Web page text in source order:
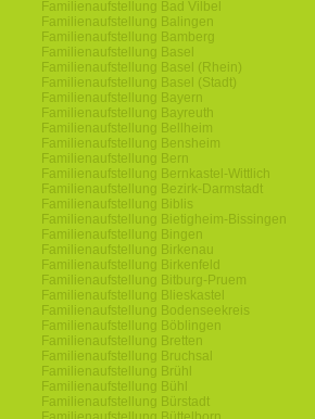
Familienaufstellung Bad Vilbel
Familienaufstellung Balingen
Familienaufstellung Bamberg
Familienaufstellung Basel
Familienaufstellung Basel (Rhein)
Familienaufstellung Basel (Stadt)
Familienaufstellung Bayern
Familienaufstellung Bayreuth
Familienaufstellung Bellheim
Familienaufstellung Bensheim
Familienaufstellung Bern
Familienaufstellung Bernkastel-Wittlich
Familienaufstellung Bezirk-Darmstadt
Familienaufstellung Biblis
Familienaufstellung Bietigheim-Bissingen
Familienaufstellung Bingen
Familienaufstellung Birkenau
Familienaufstellung Birkenfeld
Familienaufstellung Bitburg-Pruem
Familienaufstellung Blieskastel
Familienaufstellung Bodenseekreis
Familienaufstellung Böblingen
Familienaufstellung Bretten
Familienaufstellung Bruchsal
Familienaufstellung Brühl
Familienaufstellung Bühl
Familienaufstellung Bürstadt